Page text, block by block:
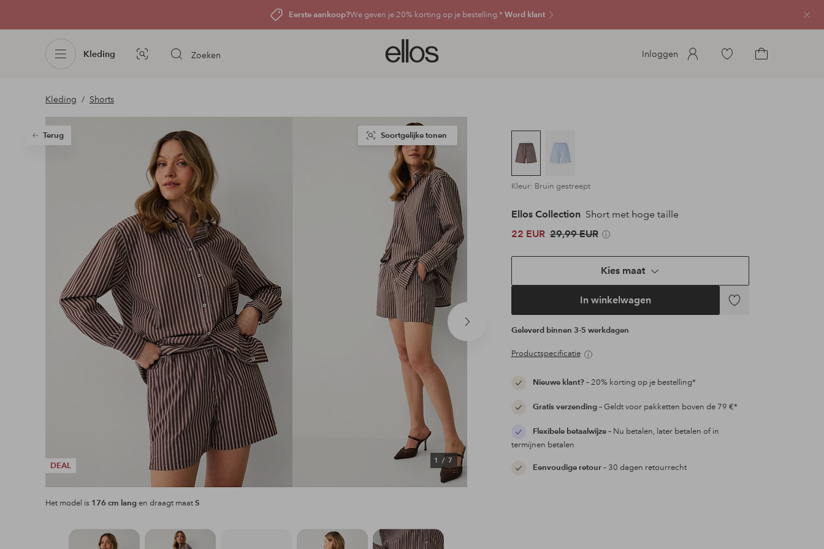
Eerste aankoop?We geven je 20% korting op je bestelling.* Word klant
Kleding
Afbeelding
Zoeken
Ellos
logo
de
voorpagina
Inloggen
Ga
Kleding Shorts
Terug
Volgend
DEAL
1/ 7
Soortgelijke tonen
Het model is 176 cm langen draagt maatS
Kleur: Bruin gestreept
Ellos Collection Short met hoge taille
22 EUR 29,99 EUR
Kies maat
In winkelwagen
Toevoegen
Geleverd binnen 3-5 werkdagen
Productspecificatie
Nieuwe klant?– 20% korting op je bestelling*
Gratis verzending– Geldt voor pakketten boven de 79 €*
Flexibele betaalwijze– Nu betalen, later betalen of in
termijnen betalen
Eenvoudige retour– 30 dagen retourrecht